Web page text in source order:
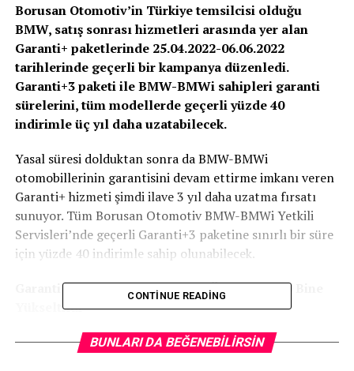
Borusan Otomotiv’in Türkiye temsilcisi olduğu
BMW, satış sonrası hizmetleri arasında yer alan
Garanti+ paketlerinde 25.04.2022-06.06.2022
tarihlerinde geçerli bir kampanya düzenledi.
Garanti+3 paketi ile BMW-BMWi sahipleri garanti
sürelerini, tüm modellerde geçerli yüzde 40
indirimle üç yıl daha uzatabilecek.
Yasal süresi dolduktan sonra da BMW-BMWi
otomobillerinin garantisini devam ettirme imkanı veren
Garanti+ hizmeti şimdi ilave 3 yıl daha uzatma fırsatı
sunuyor. Tüm Borusan Otomotiv BMW-BMWi Yetkili
Servisleri’nde geçerli Garanti+3 paketine sınırlı bir süre
için yüzde 40 indirimle sahip olunabilecek.
Garanti Kapsamında Kilometre Üst Sınırı 200 Bine
Yükseltildi
Garanti+3 paketi kapsamında gerçekleştirilen
CONTINUE READING
BUNLARI DA BEĞENEBILIRSIN